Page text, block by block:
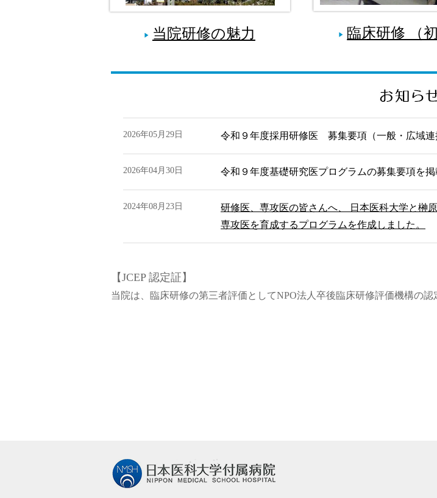
当院研修の魅力 臨床研修 （初
2026年05月29日 令和９年度採用研修医 募集要項（一般・広域連
2026年04月30日 令和９年度基礎研究医プログラムの募集要項を掲
2024年08月23日
研修医、専攻医の皆さんへ、 日本医科大学と榊
専攻医を育成するプログラムを作成しました。
【JCEP 認定証】
当院は、臨床研修の第三者評価としてNPO法人卒後臨床研修評価機構の認